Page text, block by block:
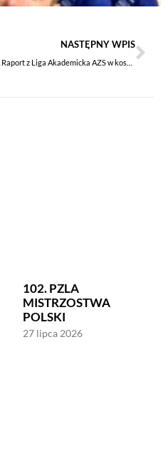
NASTĘPNY WPIS
Raport z Liga Akademicka AZS w koszykówce mężczyzn!
102. PZLA
MISTRZOSTWA
POLSKI
27 lipca 2026